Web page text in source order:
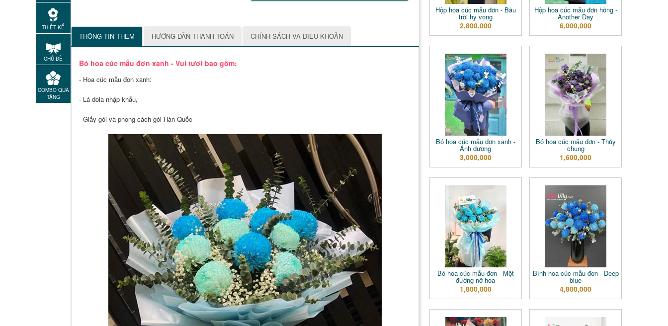
THIẾT KẾ
CHỦ ĐỀ
COMBO QUÀ
TẶNG
THÔNG TIN THÊM HƯỚNG DẪN THANH TOÁN CHÍNH SÁCH VÀ ĐIỀU KHOẢN
Bó hoa cúc mẫu đơn xanh - Vui tươi bao gồm:
- Hoa cúc mẫu đơn xanh:
- Lá dola nhập khẩu,
- Giấy gói và phong cách gói Hàn Quốc
Hộp hoa cúc mẫu đơn - Bầu
trời hy vọng
2,800,000
Hộp hoa cúc mẫu đơn hồng -
Another Day
6,000,000
Bó hoa cúc mẫu đơn xanh -
Ánh dương
3,000,000
Bó hoa cúc mẫu đơn - Thủy
chung
1,600,000
Bó hoa cúc mẫu đơn - Một
đường nở hoa
1,800,000
Bình hoa cúc mẫu đơn - Deep
blue
4,800,000